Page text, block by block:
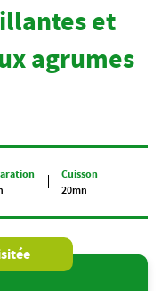
et
agrumes
Cuisson
20mn